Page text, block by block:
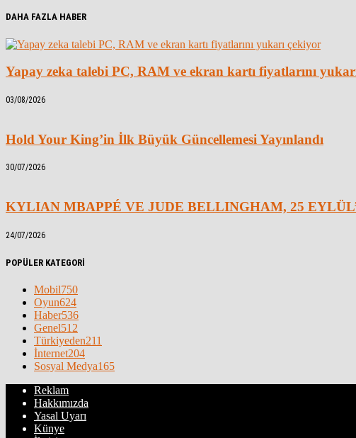
DAHA FAZLA HABER
Yapay zeka talebi PC, RAM ve ekran kartı fiyatlarını
03/08/2026
Hold Your King’in İlk Büyük Güncellemesi Yayınlandı
30/07/2026
KYLIAN MBAPPÉ VE JUDE BELLINGHAM, 25
24/07/2026
POPÜLER KATEGORİ
Mobil750
Oyun624
Haber536
Genel512
Türkiyeden211
İnternet204
Sosyal Medya165
Reklam
Hakkımızda
Yasal Uyarı
Künye